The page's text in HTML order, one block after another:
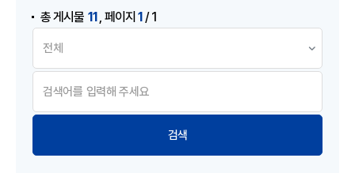
총 게시물 11 ,페이지1/ 1